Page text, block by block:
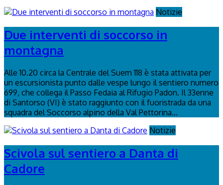
Notizie
Due interventi di soccorso in
montagna
Alle 10.20 circa la Centrale del Suem 118 è stata attivata per
un escursionista punto dalle vespe lungo il sentiero numero
699, che collega il Passo Fedaia al Rifugio Padon. Il 33enne
di Santorso (VI) è stato raggiunto con il fuoristrada da una
squadra del Soccorso alpino della Val Pettorina...
Notizie
Scivola sul sentiero a Danta di
Cadore